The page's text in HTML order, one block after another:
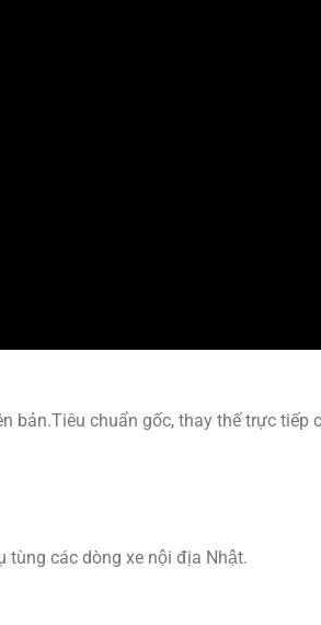
bản.Tiêu chuẩn gốc, thay thế trực tiếp
tùng các dòng xe nội địa Nhật.